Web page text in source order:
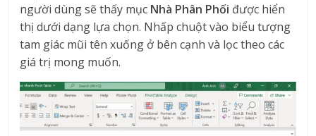
người dùng sẽ thấy mục Nhà Phân Phối được hiển
thị dưới dạng lựa chọn. Nhấp chuột vào biểu tượng
tam giác mũi tên xuống ở bên cạnh và lọc theo các
giá trị mong muốn.